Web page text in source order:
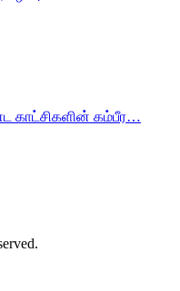
காட்சிகளின் கம்பீர…